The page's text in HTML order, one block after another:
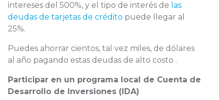
intereses del 500%, y el tipo de interés de las
deudas de tarjetas de crédito puede llegar al
25%.
Puedes ahorrar cientos, tal vez miles, de dólares
al año pagando estas deudas de alto costo .
Participar en un programa local de Cuenta de
Desarrollo de Inversiones (IDA)